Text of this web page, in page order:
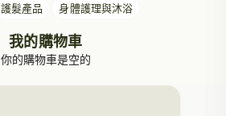
護髮產品 身體護理與沐浴
我的購物車
你的購物車是空的